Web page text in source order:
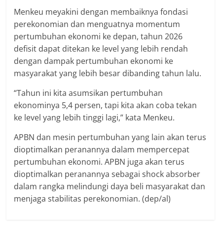
Menkeu meyakini dengan membaiknya fondasi
perekonomian dan menguatnya momentum
pertumbuhan ekonomi ke depan, tahun 2026
defisit dapat ditekan ke level yang lebih rendah
dengan dampak pertumbuhan ekonomi ke
masyarakat yang lebih besar dibanding tahun lalu.
“Tahun ini kita asumsikan pertumbuhan
ekonominya 5,4 persen, tapi kita akan coba tekan
ke level yang lebih tinggi lagi,” kata Menkeu.
APBN dan mesin pertumbuhan yang lain akan terus
dioptimalkan peranannya dalam mempercepat
pertumbuhan ekonomi. APBN juga akan terus
dioptimalkan peranannya sebagai shock absorber
dalam rangka melindungi daya beli masyarakat dan
menjaga stabilitas perekonomian. (dep/al)